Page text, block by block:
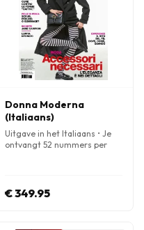
Donna Moderna
(Italiaans)
Uitgave in het Italiaans • Je
ontvangt 52 nummers per
€ 349.95